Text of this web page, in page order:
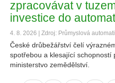
zpracovávat v
investice do
4. 8. 2026 | Zdroj: Průmyslová
České drůbežářství čelí
spotřebou a klesající schopností
ministerstvo zemědělství.